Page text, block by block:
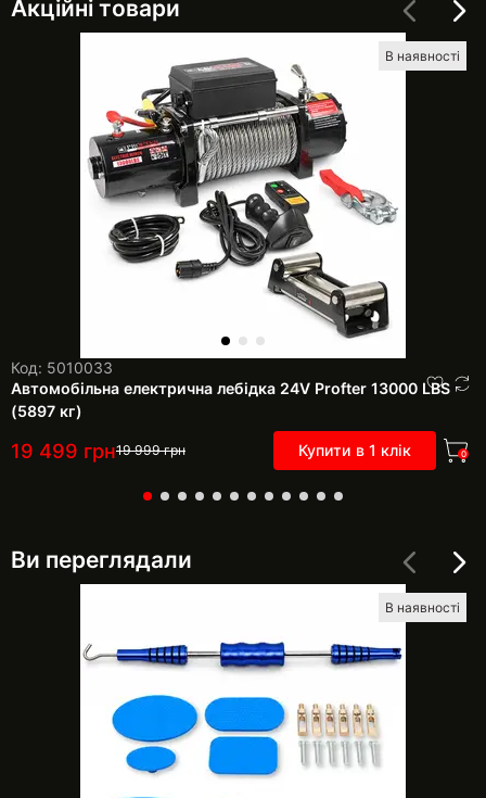
Акційні товари
В наявності
Код: 5010033
Автомобільна електрична лебідка 24V Profter 13000 LBS
(5897 кг)
19 499 грн19 999грн Купити в 1 клік 0
Ви переглядали
В наявності